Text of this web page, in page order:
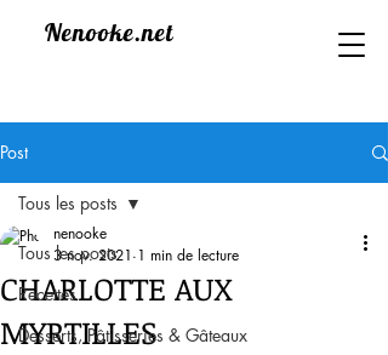
Nenooke.net
Post
Tous les posts
Recettes
Desserts, Pâtisseries & Gâteaux
Tous les posts
CHARLOTTE AUX
MYRTILLES
nenooke
3 nov. 2021 1 min de lecture